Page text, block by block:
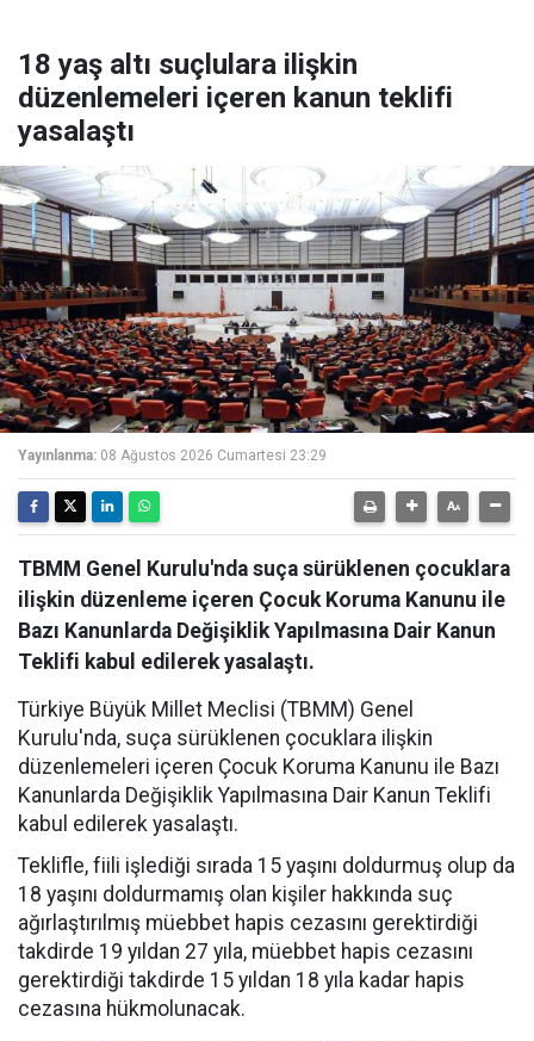
18 yaş altı suçlulara ilişkin
düzenlemeleri içeren kanun teklifi
yasalaştı
Yayınlanma: 08 Ağustos 2026 Cumartesi 23:29
TBMM Genel Kurulu'nda suça sürüklenen çocuklara
ilişkin düzenleme içeren Çocuk Koruma Kanunu ile
Bazı Kanunlarda Değişiklik Yapılmasına Dair Kanun
Teklifi kabul edilerek yasalaştı.
Türkiye Büyük Millet Meclisi (TBMM) Genel
Kurulu'nda, suça sürüklenen çocuklara ilişkin
düzenlemeleri içeren Çocuk Koruma Kanunu ile Bazı
Kanunlarda Değişiklik Yapılmasına Dair Kanun Teklifi
kabul edilerek yasalaştı.
Teklifle, fiili işlediği sırada 15 yaşını doldurmuş olup da
18 yaşını doldurmamış olan kişiler hakkında suç
ağırlaştırılmış müebbet hapis cezasını gerektirdiği
takdirde 19 yıldan 27 yıla, müebbet hapis cezasını
gerektirdiği takdirde 15 yıldan 18 yıla kadar hapis
cezasına hükmolunacak.